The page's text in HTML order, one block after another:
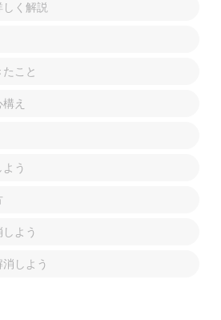
く解説
こと
え
う
よう
しよう